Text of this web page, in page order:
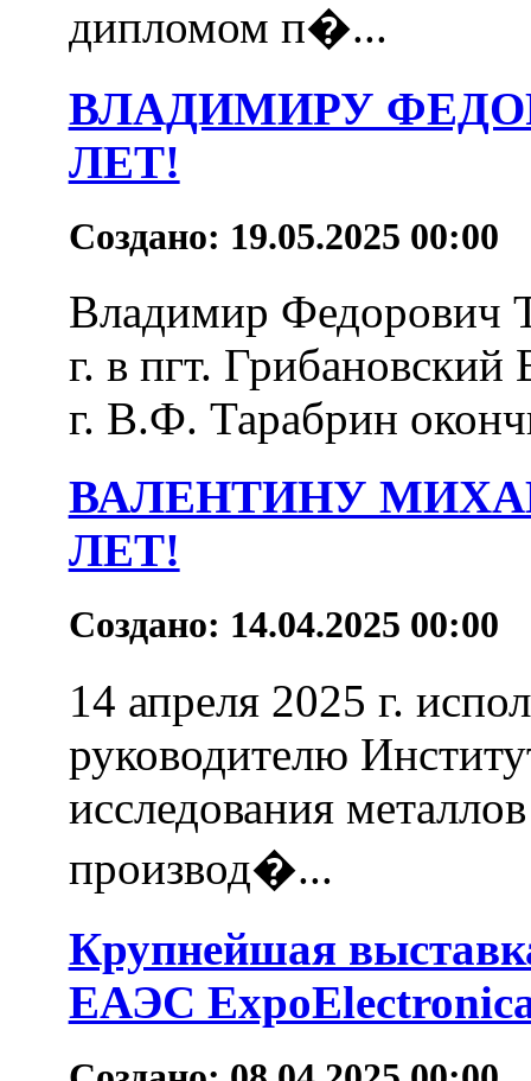
дипломом п�...
ВЛАДИМИРУ
ЛЕТ!
Создано: 19.05.2025 00:00
Владимир Федорович
г. в пгт.
г. В.Ф. Тарабрин
ВАЛЕНТИНУ
ЛЕТ!
Создано: 14.04.2025 00:00
14 апреля 2025 г.
руководителю
исследования
производ�...
Крупнейшая
ЕАЭС